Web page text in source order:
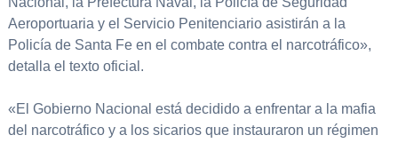
Aeroportuaria y el Servicio Penitenciario asistirán a la
Policía de Santa Fe en el combate contra el narcotráfico»,
detalla el texto oficial.
«El Gobierno Nacional está decidido a enfrentar a la mafia
del narcotráfico y a los sicarios que instauraron un régimen